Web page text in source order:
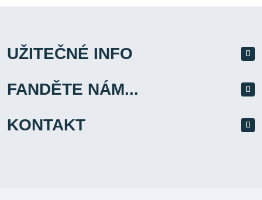
UŽITEČNÉ INFO
FANDĚTE NÁM...
KONTAKT